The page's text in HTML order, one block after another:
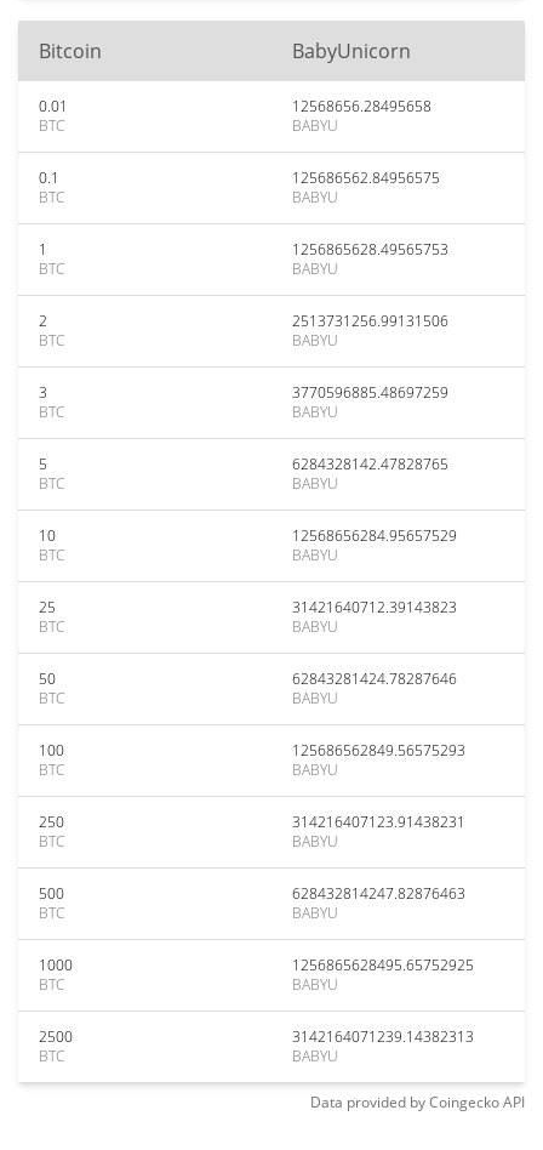
Bitcoin BabyUnicorn
0.01
BTC
12568656.28495658
BABYU
0.1
BTC
125686562.84956575
BABYU
1
BTC
1256865628.49565753
BABYU
2
BTC
2513731256.99131506
BABYU
3
BTC
3770596885.48697259
BABYU
5
BTC
6284328142.47828765
BABYU
10
BTC
12568656284.95657529
BABYU
25
BTC
31421640712.39143823
BABYU
50
BTC
62843281424.78287646
BABYU
100
BTC
125686562849.56575293
BABYU
250
BTC
314216407123.91438231
BABYU
500
BTC
628432814247.82876463
BABYU
1000
BTC
1256865628495.65752925
BABYU
2500
BTC
3142164071239.14382313
BABYU
Data provided byCoingeckoAPI